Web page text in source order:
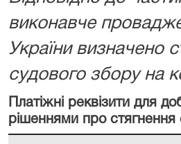
виконавче
України визначено
судового збору на
Платіжні реквізити для
рішеннями про